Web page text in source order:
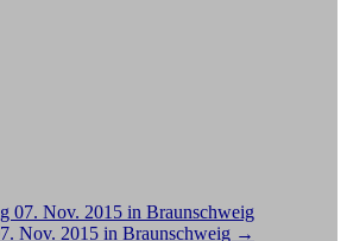
07. Nov. 2015 in Braunschweig
Nov. 2015 in Braunschweig →